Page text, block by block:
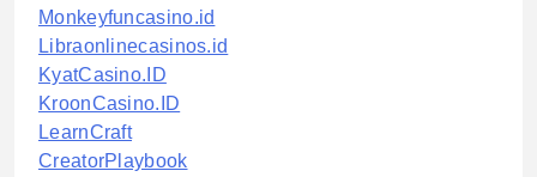
Monkeyfuncasino.id
Libraonlinecasinos.id
KyatCasino.ID
KroonCasino.ID
LearnCraft
CreatorPlaybook